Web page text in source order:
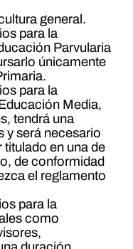
general.
para la
Parvularia
únicamente
para la
Media,
tendrá una
y será necesario
titulado en una de
de conformidad
el reglamento
para la
como